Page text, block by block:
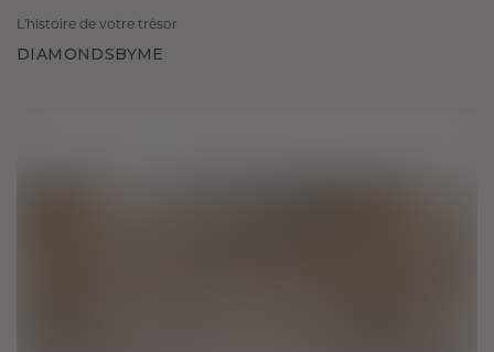
L'histoire de votre trésor
DIAMONDSBYME